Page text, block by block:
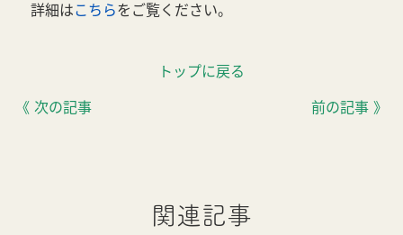
詳細はこちらをご覧ください。
《 次の記事
トップに戻る
前の記事 》
関連記事